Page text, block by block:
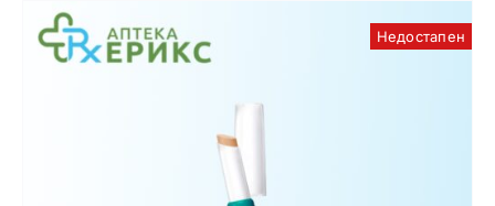
Недостапен